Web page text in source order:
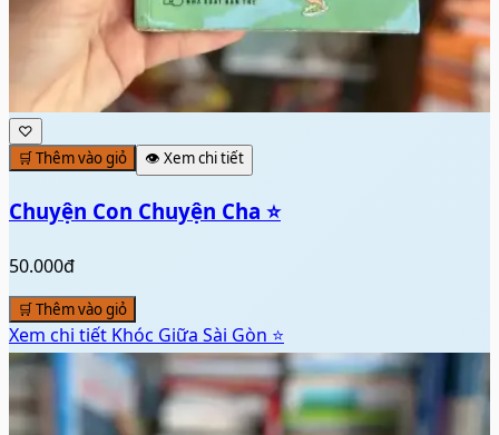
♡
🛒 Thêm vào giỏ
👁️ Xem chi tiết
Chuyện Con Chuyện Cha ⭐
50.000đ
🛒 Thêm vào giỏ
Xem chi tiết Khóc Giữa Sài Gòn ⭐